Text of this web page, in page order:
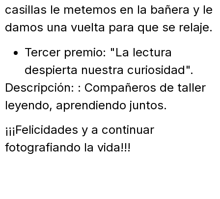
casillas le metemos en la bañera y le
damos una vuelta para que se relaje.
Tercer premio: "La lectura
despierta nuestra curiosidad".
Descripción: : Compañeros de taller
leyendo, aprendiendo juntos.
¡¡¡Felicidades y a continuar
fotografiando la vida!!!